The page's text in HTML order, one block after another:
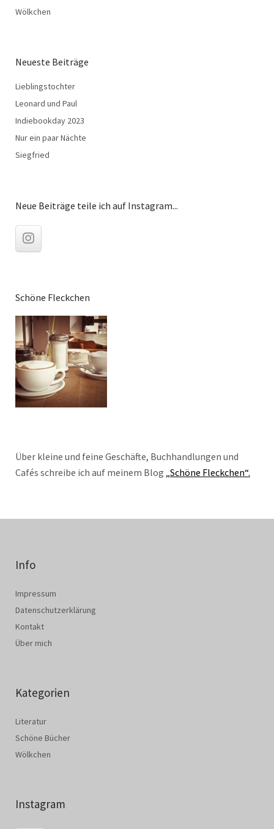
Wölkchen
Neueste Beiträge
Lieblingstochter
Leonard und Paul
Indiebookday 2023
Nur ein paar Nächte
Siegfried
Neue Beiträge teile ich auf Instagram...
Schöne Fleckchen
Über kleine und feine Geschäfte, Buchhandlungen und
Cafés schreibe ich auf meinem Blog „Schöne Fleckchen“.
Info
Impressum
Datenschutzerklärung
Kontakt
Über mich
Kategorien
Literatur
Schöne Bücher
Wölkchen
Instagram